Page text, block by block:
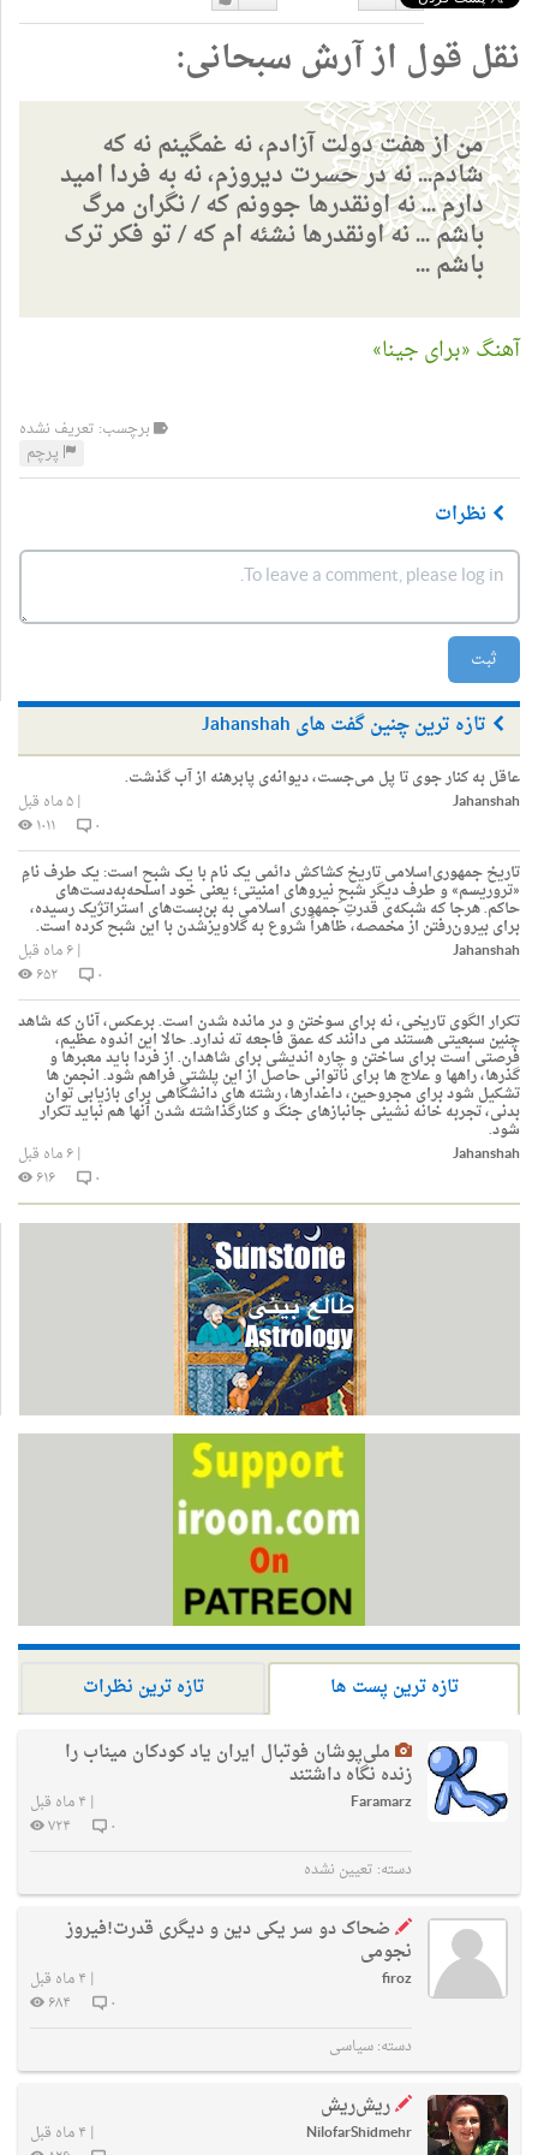
دوست
دارم
دوست
نداشتن
نقل قول از آرش سبحانی:
من از هفت دولت آزادم، نه غمگینم نه که
شادم... نه در حسرت دیروزم، نه به فردا امید
دارم ... نه اونقدرها جوونم که / نگران مرگ
باشم ... نه اونقدرها نشئه ام که / تو فکر ترک
باشم ...
آهنگ «برای جینا»
برچسب: تعریف نشده
پرچم
نظرات
ثبت
تازه ترین چنین گفت های Jahanshah
عاقل به کنار جوی تا پل می‌جست، دیوانه‌ی پابرهنه از آب گذشت.
Jahanshah
|۵ ماه قبل
۰
۱۰۱۱
تاریخ جمهوری‌اسلامی تاریخ کشاکش دائمی یک نام با یک شبح است: یک طرف نامِ
«تروریسم» و طرف دیگر شبحِ نیروهای امنیتی؛ یعنی خود اسلحه‌به‌دست‌های
حاکم. هرجا که شبکه‌ی قدرتِ جمهوری اسلامی به بن‌بست‌های استراتژیک رسیده،
برای بیرون‌رفتن از مخمصه، ظاهراً شروع به گلاویزشدن با این شبح کرده است.
Jahanshah
|۶ ماه قبل
۰
۶۵۲
تكرار الگوی تاریخی، نه برای سوختن و در مانده شدن است. برعكس، آنان كه شاهد
چنین سبعیتی هستند می دانند كه عمق فاجعه ته ندارد. حالا این اندوه عظیم،
فرصتی است برای ساختن و چاره اندیشی برای شاهدان. از فردا باید معبرها و
گذرها، راهها و علاج ها برای ناتوانی حاصل از این پلشتی فراهم شود. انجمن ها
تشكیل شود برای مجروحین، داغدارها، رشته های دانشگاهی برای بازیابی توان
بدنی، تجربه خانه نشینی جانبازهای جنگ و كنارگذاشته شدن آنها هم نباید تكرار
شود.
Jahanshah
|۶ ماه قبل
۰
۶۱۶
تازه ترین پست ها
تازه ترین نظرات
ملی‌پوشان فوتبال ایران یاد کودکان میناب را
زنده نگاه داشتند
Faramarz
| ۴ ماه قبل
۰
۷۲۴
دسته: تعیین نشده
ضحاک دو سر یکی دین و دیگری قدرت!فیروز
نجومی
firoz
| ۴ ماه قبل
۰
۶۸۴
دسته:سیاسی
ریش‌ریش
NilofarShidmehr
| ۴ ماه قبل